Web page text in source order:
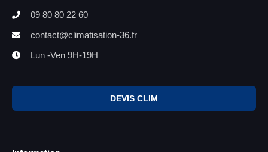
09 80 80 22 60
contact@climatisation-36.fr
Lun -Ven 9H-19H
DEVIS CLIM